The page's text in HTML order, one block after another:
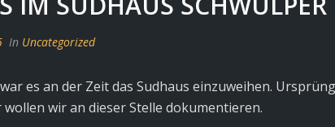
In Uncategorized
es an der Zeit das Sudhaus einzuweihen.
wir an dieser Stelle dokumentieren.